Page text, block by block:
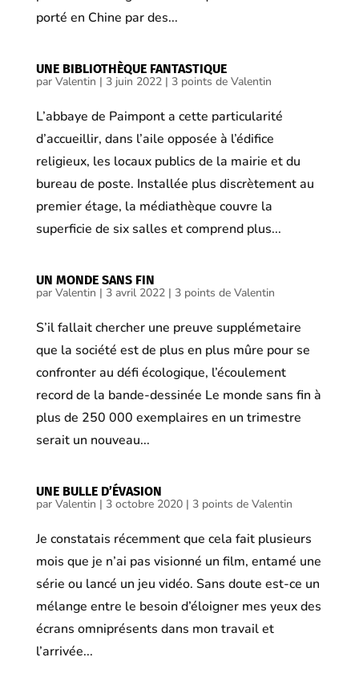
porté en Chine par des...
UNE BIBLIOTHÈQUE FANTASTIQUE
par Valentin | 3 juin 2022| 3 points de Valentin
L’abbaye de Paimpont a cette particularité
d’accueillir, dans l’aile opposée à l’édifice
religieux, les locaux publics de la mairie et du
bureau de poste. Installée plus discrètement au
premier étage, la médiathèque couvre la
superficie de six salles et comprend plus...
UN MONDE SANS FIN
par Valentin | 3 avril 2022| 3 points de Valentin
S’il fallait chercher une preuve supplémetaire
que la société est de plus en plus mûre pour se
confronter au défi écologique, l’écoulement
record de la bande-dessinée Le monde sans fin à
plus de 250 000 exemplaires en un trimestre
serait un nouveau...
UNE BULLE D’ÉVASION
par Valentin | 3 octobre 2020| 3 points de Valentin
Je constatais récemment que cela fait plusieurs
mois que je n’ai pas visionné un film, entamé une
série ou lancé un jeu vidéo. Sans doute est-ce un
mélange entre le besoin d’éloigner mes yeux des
écrans omniprésents dans mon travail et
l’arrivée...